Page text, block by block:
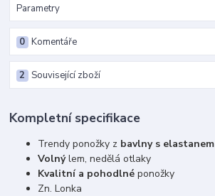
Parametry
Komentáře
0
Související zboží
2
Kompletní specifikace
Trendy ponožky z bavlny s elastanem
Volnýlem, nedělá otlaky
Kvalitní a pohodlnéponožky
Zn. Lonka